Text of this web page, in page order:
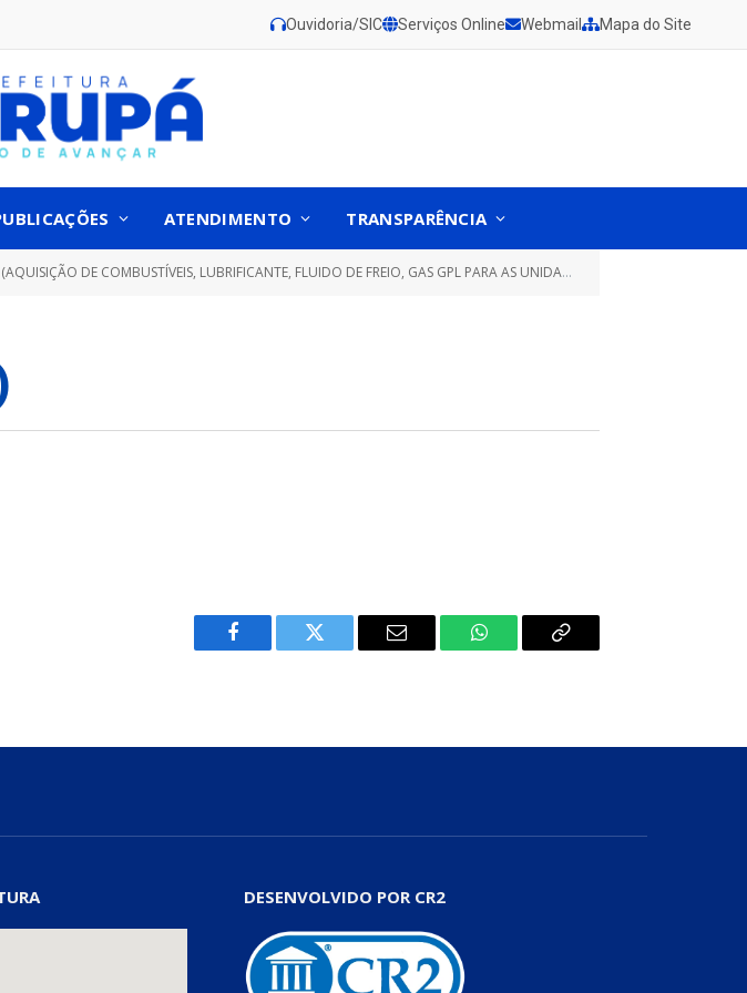
Ouvidoria/SIC Serviços Online Webmail Mapa do Site
ATENDIMENTO TRANSPARÊNCIA
LUBRIFICANTE, FLUIDO DE FREIO, GAS GPL PARA AS UNIDADES ADMINISTRATIVAS DO MUNICÍPIO DE GURUPÁ)
Facebook Twitter
E-
WhatsAppCopiar
DESENVOLVIDO POR CR2